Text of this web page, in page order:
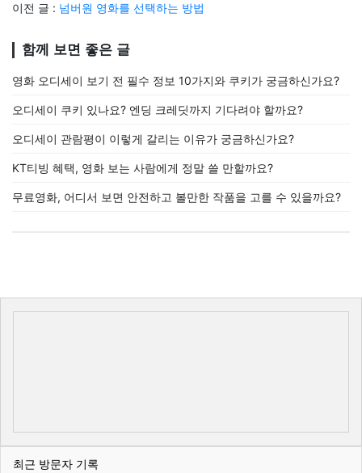
이전 글 : 넘버원 영화를 선택하는 방법
함께 보면 좋은 글
영화 오디세이 보기 전 필수 정보 10가지와 쿠키가 궁금하신가요?
오디세이 쿠키 있나요? 엔딩 크레딧까지 기다려야 할까요?
오디세이 관람평이 이렇게 갈리는 이유가 궁금하신가요?
KT티빙 혜택, 영화 보는 사람에게 정말 쓸 만할까요?
무료영화, 어디서 보면 안전하고 볼만한 작품을 고를 수 있을까요?
최근 방문자 기록